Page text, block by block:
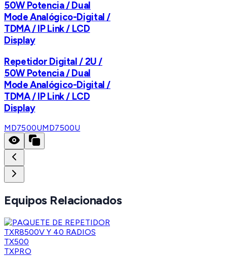
50W Potencia / Dual
Mode Analógico-Digital /
TDMA / IP Link / LCD
Display
Repetidor Digital / 2U /
50W Potencia / Dual
Mode Analógico-Digital /
TDMA / IP Link / LCD
Display
MD7500UMD7500U
Equipos Relacionados
TXPRO